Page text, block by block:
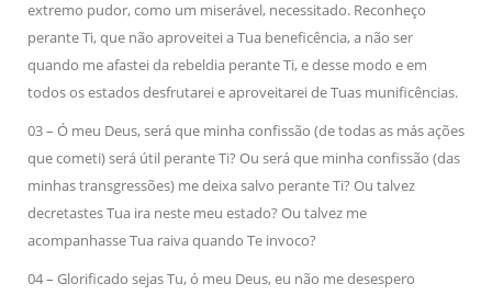
extremo pudor, como um miserável, necessitado. Reconheço
perante Ti, que não aproveitei a Tua beneficência, a não ser
quando me afastei da rebeldia perante Ti, e desse modo e em
todos os estados desfrutarei e aproveitarei de Tuas munificências.
03 – Ó meu Deus, será que minha confissão (de todas as más ações
que cometi) será útil perante Ti? Ou será que minha confissão (das
minhas transgressões) me deixa salvo perante Ti? Ou talvez
decretastes Tua ira neste meu estado? Ou talvez me
acompanhasse Tua raiva quando Te invoco?
04 – Glorificado sejas Tu, ó meu Deus, eu não me desespero